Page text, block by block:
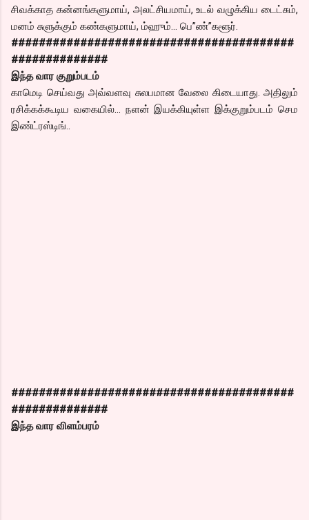
சிவக்காத கன்னங்களுமாய், அலட்சியமாய், உடல் வழுக்கிய டைட்சும்,
மனம் சுளுக்கும் கண்களுமாய், ம்ஹும்… பெ”ண்”களூர்.
#########################################
##############
இந்த வார குறும்படம்
காமெடி செய்வது அவ்வளவு சுலபமான வேலை கிடையாது. அதிலும்
ரசிக்கக்கூடிய வகையில்… நளன் இயக்கியுள்ள இக்குறும்படம் செம
இண்ட்ரஸ்டிங்..
#########################################
##############
இந்த வார விளம்பரம்